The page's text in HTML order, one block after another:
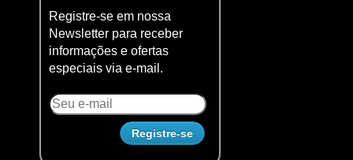
Registre-se em nossa
Newsletter para receber
informações e ofertas
especiais via e-mail.